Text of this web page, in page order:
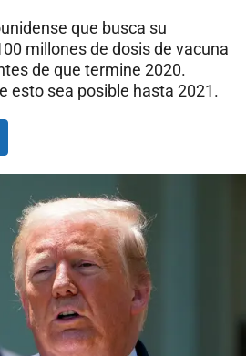
que busca su
millones de dosis de vacuna
de que termine 2020.
esto sea posible hasta 2021.